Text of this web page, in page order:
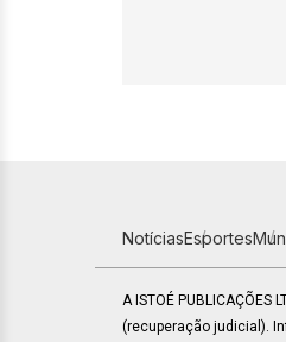
NotíciasEsportes
A ISTOÉ
(recuperação judicial).